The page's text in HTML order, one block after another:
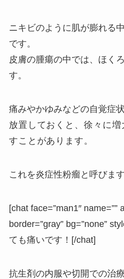
ニキビのように肌が膨れる
です。
皮膚の腫瘍の中では、ほく
す。
痛みやかゆみなどの自覚症
放置しておくと、徐々に
すことがあります。
これを炎症性粉瘤 と呼びます
[chat face=”man1″ name=””
border=”gray” bg=”none”
ても痛いです！[/chat]
抗生剤の内服や切開での治